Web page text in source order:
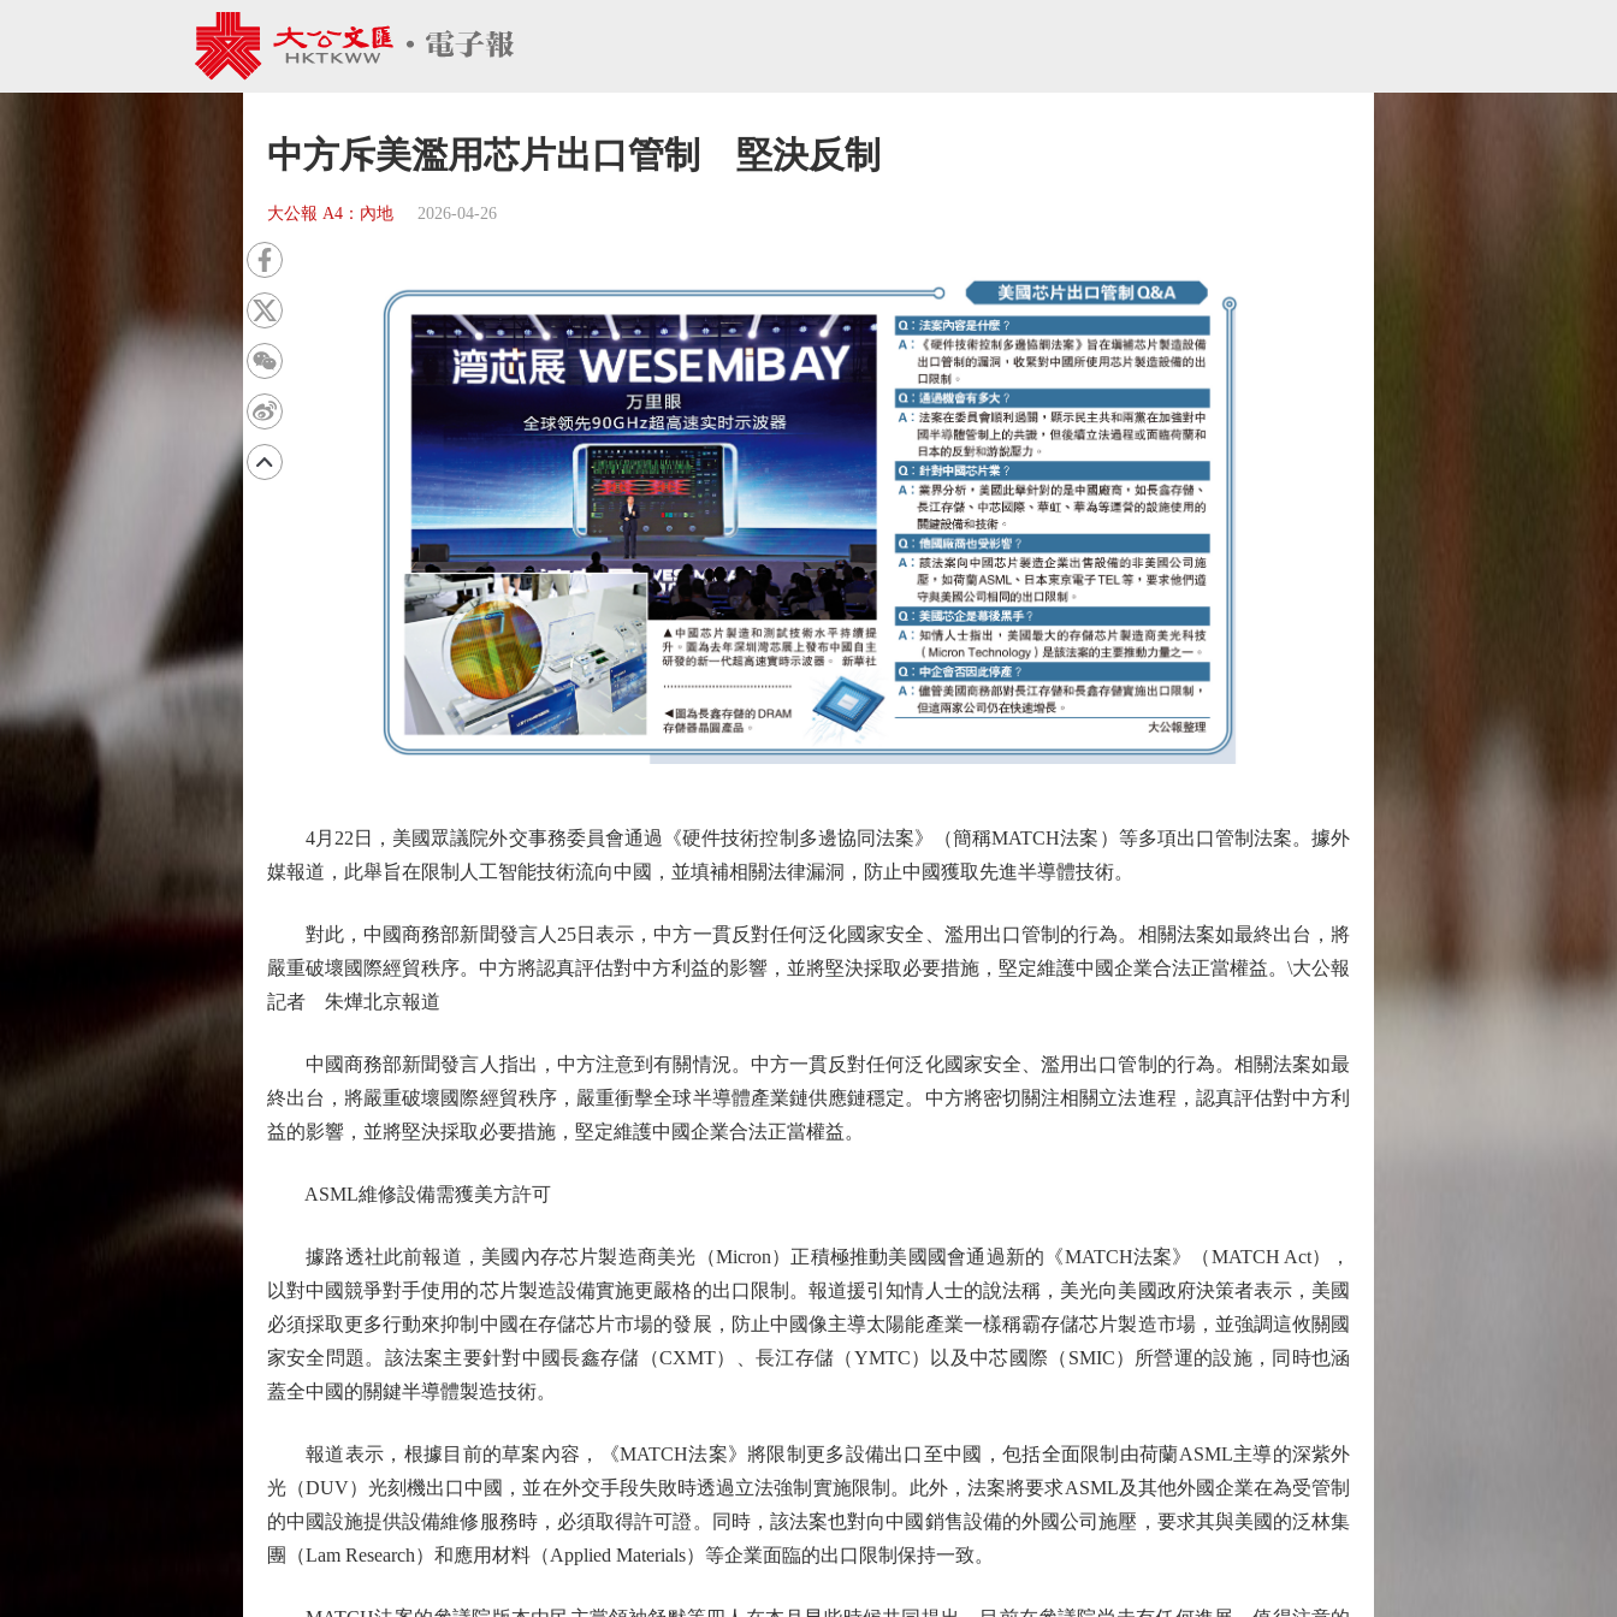
中方斥美濫用芯片出口管制 堅決反制
大公報 A4：內地 2026-04-26
4月22日，美國眾議院外交事務委員會通過《硬件技術控制多邊協同法案》（簡稱MATCH法案）等多項出口管制法案。據外
媒報道，此舉旨在限制人工智能技術流向中國，並填補相關法律漏洞，防止中國獲取先進半導體技術。
對此，中國商務部新聞發言人25日表示，中方一貫反對任何泛化國家安全、濫用出口管制的行為。相關法案如最終出台，將
嚴重破壞國際經貿秩序。中方將認真評估對中方利益的影響，並將堅決採取必要措施，堅定維護中國企業合法正當權益。\大公報
記者 朱燁北京報道
中國商務部新聞發言人指出，中方注意到有關情況。中方一貫反對任何泛化國家安全、濫用出口管制的行為。相關法案如最
終出台，將嚴重破壞國際經貿秩序，嚴重衝擊全球半導體產業鏈供應鏈穩定。中方將密切關注相關立法進程，認真評估對中方利
益的影響，並將堅決採取必要措施，堅定維護中國企業合法正當權益。
ASML維修設備需獲美方許可
據路透社此前報道，美國內存芯片製造商美光（Micron）正積極推動美國國會通過新的《MATCH法案》（MATCH Act），
以對中國競爭對手使用的芯片製造設備實施更嚴格的出口限制。報道援引知情人士的說法稱，美光向美國政府決策者表示，美國
必須採取更多行動來抑制中國在存儲芯片市場的發展，防止中國像主導太陽能產業一樣稱霸存儲芯片製造市場，並強調這攸關國
家安全問題。該法案主要針對中國長鑫存儲（CXMT）、長江存儲（YMTC）以及中芯國際（SMIC）所營運的設施，同時也涵
蓋全中國的關鍵半導體製造技術。
報道表示，根據目前的草案內容，《MATCH法案》將限制更多設備出口至中國，包括全面限制由荷蘭ASML主導的深紫外
光（DUV）光刻機出口中國，並在外交手段失敗時透過立法強制實施限制。此外，法案將要求ASML及其他外國企業在為受管制
的中國設施提供設備維修服務時，必須取得許可證。同時，該法案也對向中國銷售設備的外國公司施壓，要求其與美國的泛林集
團（Lam Research）和應用材料（Applied Materials）等企業面臨的出口限制保持一致。